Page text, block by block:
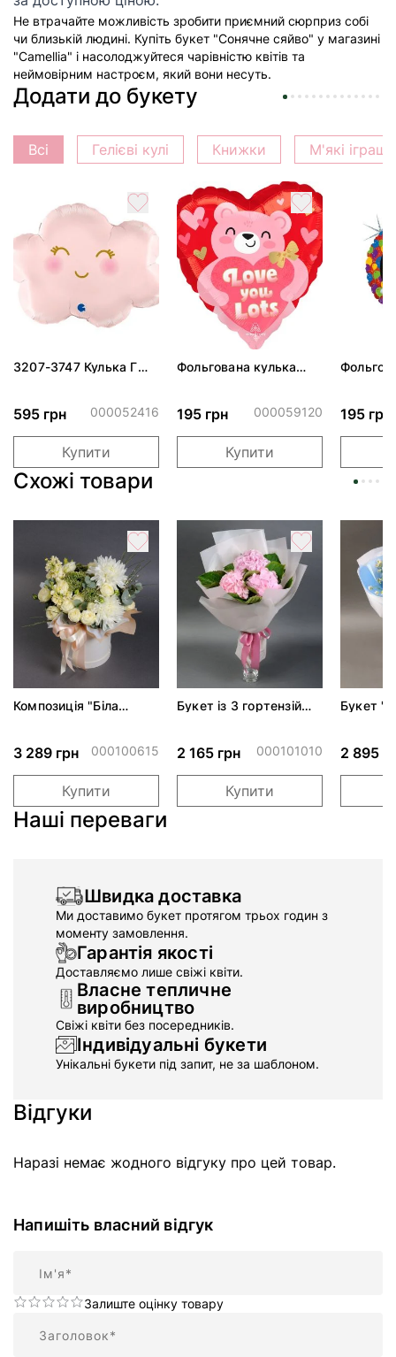
Не втрачайте можливість зробити приємний сюрприз собі
чи близькій людині. Купіть букет "Сонячне сяйво" у магазині
"Camellia" і насолоджуйтеся чарівністю квітів та
неймовірним настроєм, який вони несуть.
Додати до букету
Всі Гелієві кулі Книжки М'які
3207-3747 Кулька Г
595 грн 000052416
Купити
Фольгована кулька
195 грн 000059120
Купити
195 грн
Схожі товари
Композиція "Біла
3 289 грн 000100615
Купити
Букет із 3 гортензій
2 165 грн 000101010
Купити
Букет
2 895
Наші переваги
Швидка доставка
Ми доставимо букет протягом трьох годин з
моменту замовлення.
Гарантія якості
Доставляємо лише свіжі квіти.
Власне тепличне
виробництво
Свіжі квіти без посередників.
Індивідуальні букети
Унікальні букети під запит, не за шаблоном.
Відгуки
Наразі немає жодного відгуку про цей товар.
Напишіть власний відгук
Залиште оцінку товару